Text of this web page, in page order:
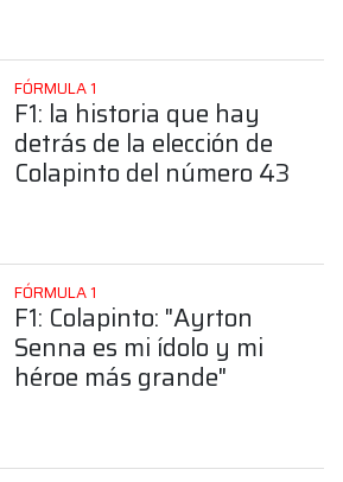
FÓRMULA 1
F1: la historia que hay
detrás de la elección de
Colapinto del número 43
FÓRMULA 1
F1: Colapinto: "Ayrton
Senna es mi ídolo y mi
héroe más grande"